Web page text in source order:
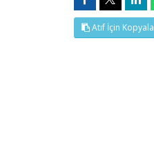
Atıf İçin Kopyala